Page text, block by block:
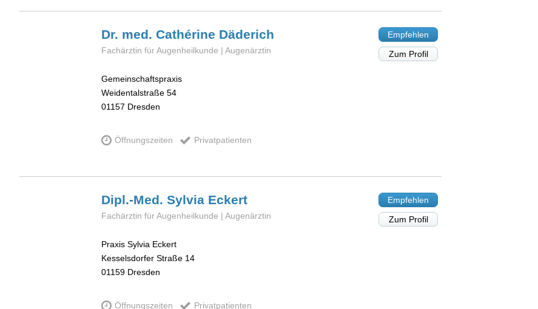
Dr. med. Cathérine Däderich
Fachärztin für Augenheilkunde | Augenärztin
Gemeinschaftspraxis
Weidentalstraße 54
01157 Dresden
Öffnungszeiten Privatpatienten
Empfehlen
Zum Profil
Dipl.-Med. Sylvia Eckert
Fachärztin für Augenheilkunde | Augenärztin
Praxis Sylvia Eckert
Kesselsdorfer Straße 14
01159 Dresden
Öffnungszeiten Privatpatienten
Empfehlen
Zum Profil